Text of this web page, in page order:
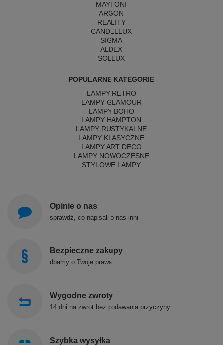
MAYTONI
ARGON
REALITY
CANDELLUX
SIGMA
ALDEX
SOLLUX
POPULARNE KATEGORIE
LAMPY RETRO
LAMPY GLAMOUR
LAMPY BOHO
LAMPY HAMPTON
LAMPY RUSTYKALNE
LAMPY KLASYCZNE
LAMPY ART DECO
LAMPY NOWOCZESNE
STYLOWE LAMPY
Opinie o nas
sprawdź, co napisali o nas inni
Bezpieczne zakupy
dbamy o Twoje prawa
Wygodne zwroty
14 dni na zwrot bez podawania przyczyny
Szybka wysyłka